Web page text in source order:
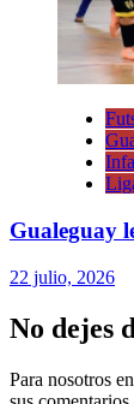
Gualeguay
22 julio, 2026
No dejes
Para nosotros